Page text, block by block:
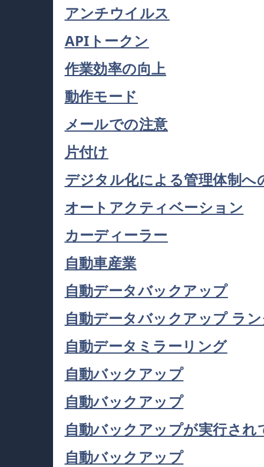
アンチウイルス
APIトークン
作業効率の向上
動作モード
メールでの注意
片付け
デジタル化による管理体制へ
オートアクティベーション
カーディーラー
自動車産業
自動データバックアップ
自動データバックアップ ラ
自動データミラーリング
自動バックアップ
自動バックアップ
自動バックアップが実行され
自動バックアップ